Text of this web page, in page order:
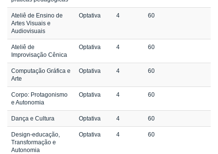
Ateliê de Ensino de
Artes Visuais e
Audiovisuais
Optativa 4 60
Ateliê de
Improvisação Cênica
Optativa 4 60
Computação Gráfica e
Arte
Optativa 4 60
Corpo: Protagonismo
e Autonomia
Optativa 4 60
Dança e Cultura Optativa 4 60
Design-educação,
Transformação e
Autonomia
Optativa 4 60